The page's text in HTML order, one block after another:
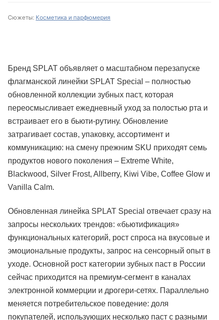
Сюжеты: Косметика и парфюмерия
Бренд SPLAT объявляет о масштабном перезапуске
флагманской линейки SPLAT Special – полностью
обновленной коллекции зубных паст, которая
переосмысливает ежедневный уход за полостью рта и
встраивает его в бьюти-рутину. Обновление
затрагивает состав, упаковку, ассортимент и
коммуникацию: на смену прежним SKU приходят семь
продуктов нового поколения – Extreme White,
Blackwood, Silver Frost, Allberry, Kiwi Vibe, Coffee Glow и
Vanilla Calm.
Обновленная линейка SPLAT Special отвечает сразу на
запросы нескольких трендов: «бьютификация»
функциональных категорий, рост спроса на вкусовые и
эмоциональные продукты, запрос на сенсорный опыт в
уходе. Основной рост категории зубных паст в России
сейчас приходится на премиум-сегмент в каналах
электронной коммерции и дрогери-сетях. Параллельно
меняется потребительское поведение: доля
покупателей, использующих несколько паст с разными